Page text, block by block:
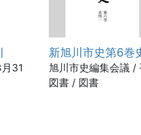
31
新旭川市史第6巻
旭川市史編集会議 /
図書 / 図書